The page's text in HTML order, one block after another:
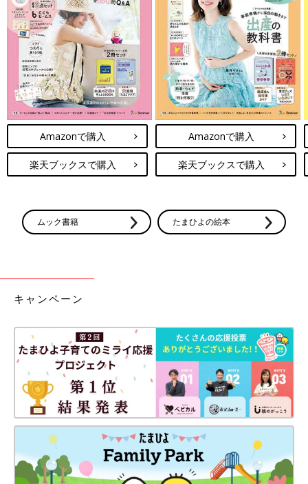
Amazonで購入
楽天ブックスで購入
Amazonで購入
楽天ブックスで購入
ムック書籍 たまひよの絵本
キャンペーン